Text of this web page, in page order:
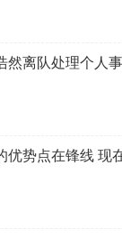
然离队处理个人
优势点在锋线 现